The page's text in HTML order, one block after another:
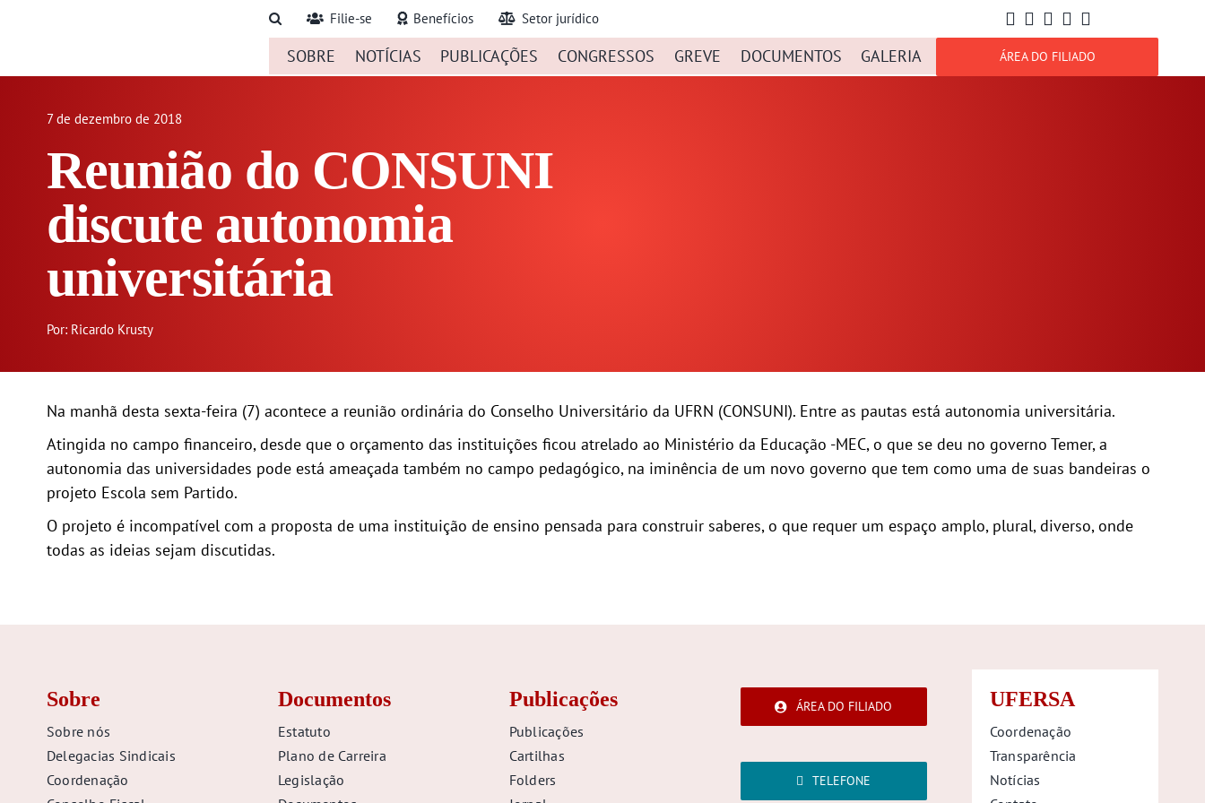
Filie-se Benefícios Setor jurídico
SOBRE NOTÍCIAS PUBLICAÇÕES CONGRESSOS GREVE DOCUMENTOS GALERIA ÁREA DO FILIADO
7 de dezembro de 2018
Reunião do CONSUNI
discute autonomia
universitária
Por: Ricardo Krusty
Na manhã desta sexta-feira (7) acontece a reunião ordinária do Conselho Universitário da UFRN (CONSUNI). Entre as pautas está autonomia universitária.
Atingida no campo financeiro, desde que o orçamento das instituições ficou atrelado ao Ministério da Educação -MEC, o que se deu no governo Temer, a
autonomia das universidades pode está ameaçada também no campo pedagógico, na iminência de um novo governo que tem como uma de suas bandeiras o
projeto Escola sem Partido.
O projeto é incompatível com a proposta de uma instituição de ensino pensada para construir saberes, o que requer um espaço amplo, plural, diverso, onde
todas as ideias sejam discutidas.
Sobre
Sobre nós
Delegacias Sindicais
Coordenação
Documentos
Estatuto
Plano de Carreira
Legislação
Publicações
Publicações
Cartilhas
Folders
ÁREA DO FILIADO
TELEFONE
UFERSA
Coordenação
Transparência
Notícias